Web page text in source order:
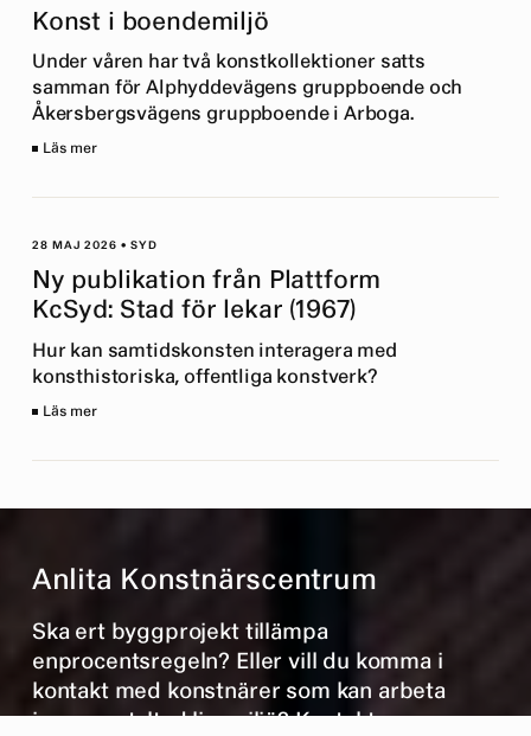
Konst i boendemiljö
Under våren har två konstkollektioner satts
samman för Alphyddevägens gruppboende och
Åkersbergsvägens gruppboende i Arboga.
Läs mer
28 MAJ 2026 • SYD
Ny publikation från Plattform
KcSyd: Stad för lekar (1967)
Hur kan samtidskonsten interagera med
konsthistoriska, offentliga konstverk?
Läs mer
Anlita Konstnärscentrum
Ska ert byggprojekt tillämpa
enprocentsregeln? Eller vill du komma i
kontakt med konstnärer som kan arbeta
inom gestaltad livsmiljö? Kontakta